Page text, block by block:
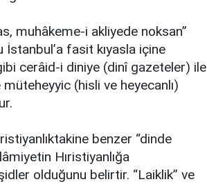
muhâkeme-i akliyede noksan”
İstanbul’a fasit kıyasla içine
cerâid-i diniye (dinî gazeteler) ile
(hisli ve heyecanlı)
benzer “dinde
Hıristiyanlığa
olduğunu belirtir. “Laiklik” ve